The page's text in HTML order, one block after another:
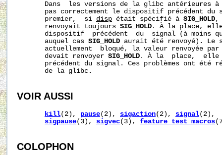
Dans  les versions de la glibc antérieures
pas correctement le dispositif précédent du
       premier,  si
disp était spécifié à SIG_HOLD,
       renvoyait toujours
SIG_HOLD . À la place,
dispositif  précédent  du  signal (à moins
       auquel cas
SIG_HOLD aurait été renvoyé).
actuellement  bloqué, la valeur renvoyée
       devait renvoyer
SIG_HOLD . À la  place,
précédent du signal. Ces problèmes ont été
       de la glibc.
VOIR AUSSI
kill(2), pause(2), sigaction(2), signal
sigpause(3), sigvec(3), feature_test_macros
COLOPHON